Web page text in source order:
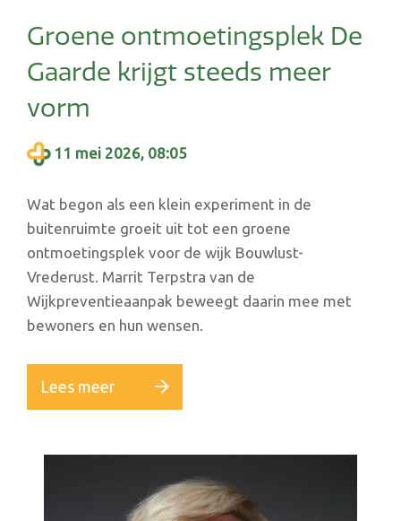
Groene ontmoetingsplek De
Gaarde krijgt steeds meer
vorm
11 mei 2026, 08:05
Wat begon als een klein experiment in de
buitenruimte groeit uit tot een groene
ontmoetingsplek voor de wijk Bouwlust-
Vrederust. Marrit Terpstra van de
Wijkpreventieaanpak beweegt daarin mee met
bewoners en hun wensen.
Lees meer